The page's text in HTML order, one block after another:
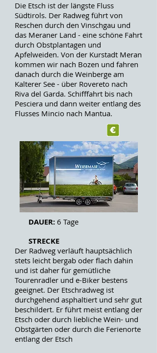
Die Etsch ist der längste Fluss
Südtirols. Der Radweg führt von
Reschen durch den Vinschgau und
das Meraner Land - eine schöne Fahrt
durch Obstplantagen und
Apfelweiden. Von der Kurstadt Meran
kommen wir nach Bozen und fahren
danach durch die Weinberge am
Kalterer See - über Rovereto nach
Riva del Garda. Schifffahrt bis nach
Pesciera und dann weiter entlang des
Flusses Mincio nach Mantua.
DAUER: 6 Tage
STRECKE
Der Radweg verläuft hauptsächlich
stets leicht bergab oder flach dahin
und ist daher für gemütliche
Tourenradler und e-Biker bestens
geeignet. Der Etschradweg ist
durchgehend asphaltiert und sehr gut
beschildert. Er führt meist entlang der
Etsch oder durch liebliche Wein- und
Obstgärten oder durch die Ferienorte
entlang der Etsch